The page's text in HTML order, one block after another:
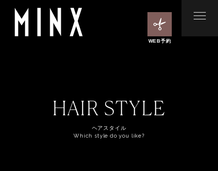
WEB予約
HAIR STYLE
ヘアスタイル
Which style do you like?